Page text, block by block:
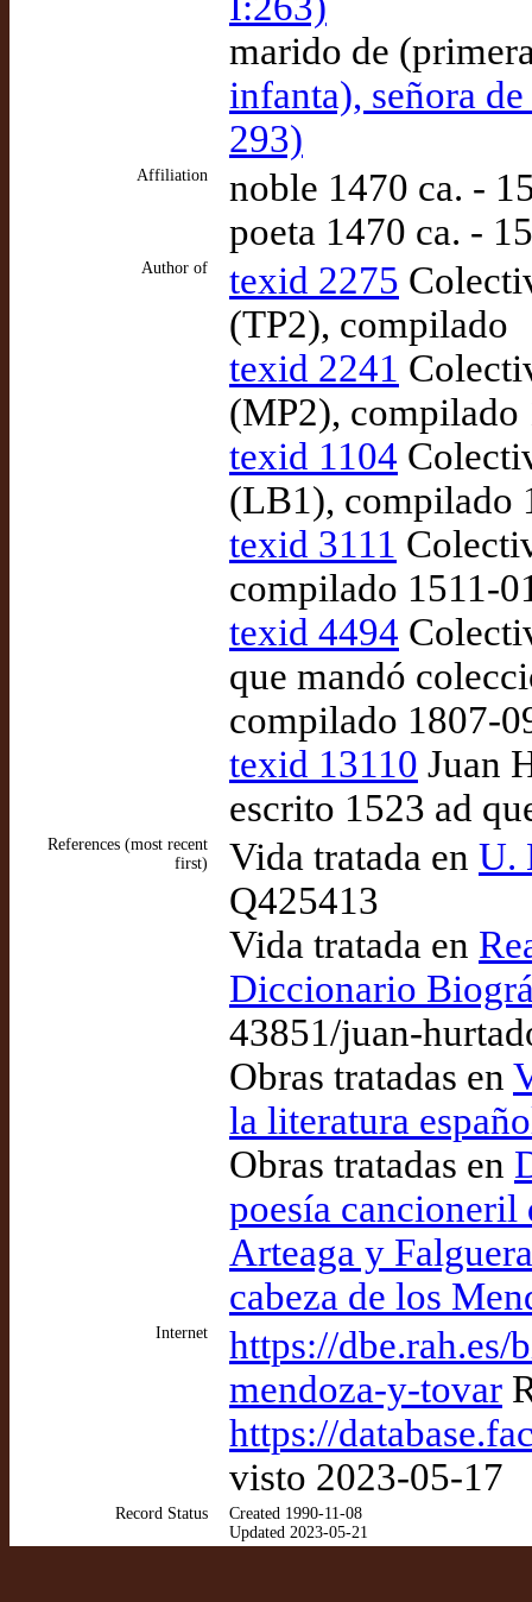
marido de
infanta), señora
293)
Affiliation
noble 1470 ca. -
poeta 1470 ca. -
Author of texid 2275
(TP2), compilado
texid 2241
(MP2), compilado
texid 1104
(LB1), compilado
texid 3111
compilado 1511-
texid 4494
que mandó
compilado 1807-
texid 13110 Juan
escrito 1523 ad
References (most recent
first)
Vida tratada en U.
Q425413
Vida tratada en
Diccionario
43851/juan-
Obras tratadas en
la literatura
Obras tratadas en
poesía
Arteaga y
cabeza de los
Internet
https://
mendoza-y-tovar
https://
visto 2023-05-17
Record Status
Created 1990-11-08
Updated 2023-05-21